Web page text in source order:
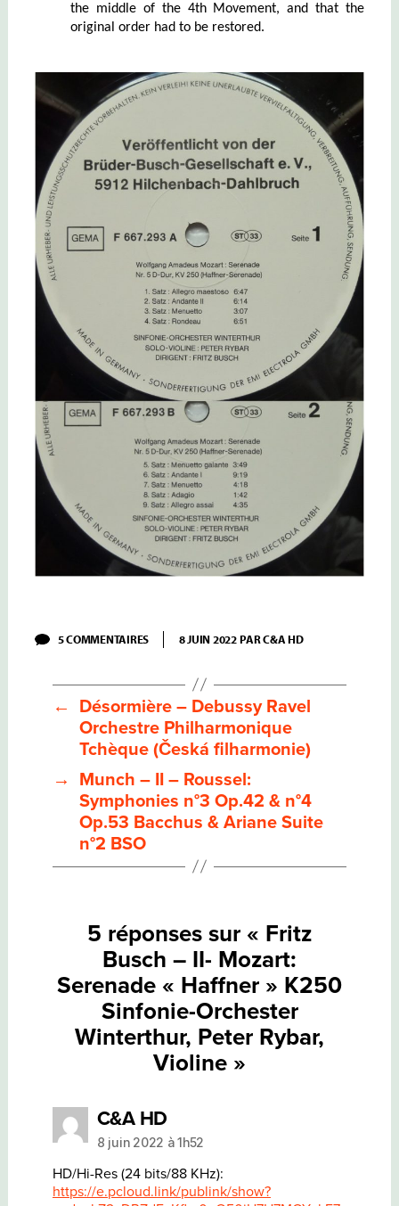
the middle of the 4th Movement, and that the
original order had to be restored.
5 COMMENTAIRES
FRITZ
MOZART:
SERENADE
« HAFFNER »
K250
ORCHESTER
WINTERTHUR,
PETER
RYBAR,
8 JUIN 2022 PARC&A HD
←
Désormière – Debussy Ravel
Orchestre Philharmonique
Tchèque (Česká filharmonie)
→
Munch – II – Roussel:
Symphonies n°3 Op.42 & n°4
Op.53 Bacchus & Ariane Suite
n°2 BSO
5 réponses sur « Fritz
Busch – II- Mozart:
Serenade « Haffner » K250
Sinfonie-Orchester
Winterthur, Peter Rybar,
Violine »
C&A HDdit :
8 juin 2022 à 1h52
HD/Hi-Res (24 bits/88 KHz):
https://e.pcloud.link/publink/show?